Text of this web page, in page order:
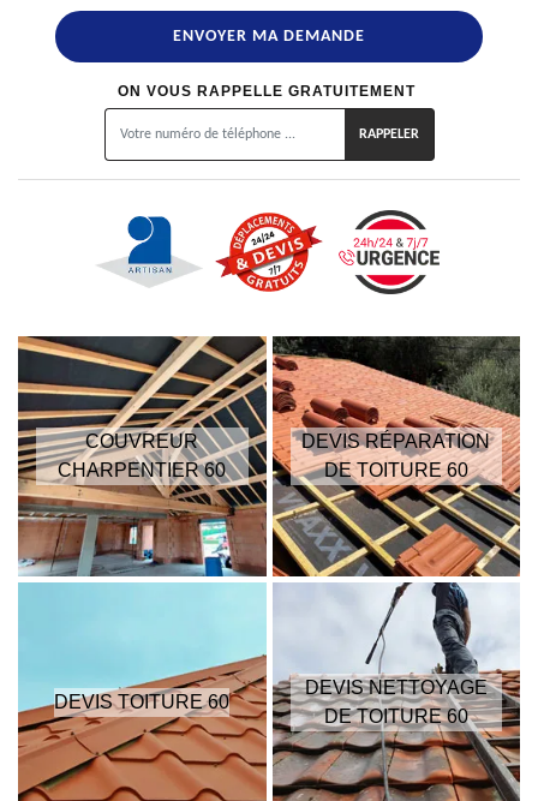
ON VOUS RAPPELLE GRATUITEMENT
COUVREUR
CHARPENTIER 60
DEVIS RÉPARATION
DE TOITURE 60
DEVIS TOITURE 60
DEVIS NETTOYAGE
DE TOITURE 60